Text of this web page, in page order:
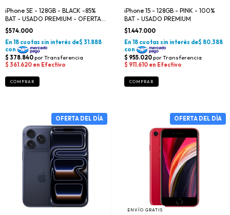
iPhone SE - 128GB - BLACK -85%
BAT - USADO PREMIUM - OFERTA
DEL DÍA
$574.000
iPhone 15 - 128GB - PINK - 100%
BAT - USADO PREMIUM
$1.447.000
ENVÍO GRATIS